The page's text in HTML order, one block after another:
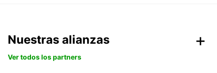
Nuestras alianzas
Ver todos los partners